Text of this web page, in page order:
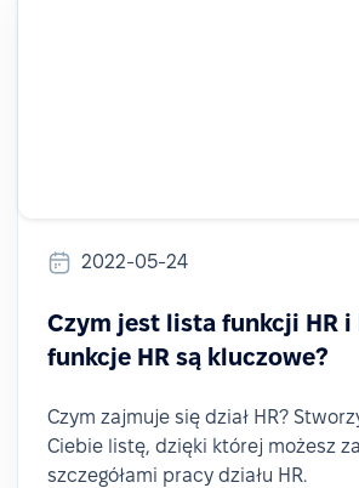
2022-05-24
Czym jest lista funkcji HR
funkcje HR są kluczowe?
Czym zajmuje się dział HR?
Ciebie listę, dzięki której możesz
szczegółami pracy działu HR.